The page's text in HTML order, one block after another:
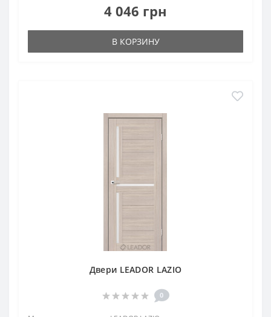
4 046 грн
В КОРЗИНУ
Двери LEADOR LAZIO
0